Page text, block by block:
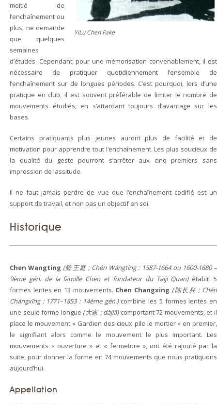
YiLu Chen Fake
moitié de
l’enchaînement ou
plus, ne demande
que quelques
semaines
d’études. Cependant, pour une mémorisation convenablement, il est
nécessaire de pratiquer quotidiennement l’ensemble de
l’enchaînement sur de longues périodes. C’est pourquoi, lors d’une
pratique en club, il est souvent préférable de limiter le nombre de
mouvements étudiés, en s’attardant toujours d’avantage sur les
bases.
Certains pratiquants plus jeunes auront plus de facilité et de
motivation pour apprendre tout l’enchaînement. Les plus soucieux de
la qualité du geste pourront s’arrêter aux cinq premiers sans
impression de lassitude.
Il ne faut jamais perdre de vue que l’enchaînement codifié est un
support de travail, et non pas un objectif en soi.
Historique
Chen Wangting (陈王庭 ; Chén Wángtíng : 1587-1664 ou 1600-1680 –
9ème gén. de la famille Chen et fondateur du Taiji Quan)établit 5
formes lentes en 13 mouvements. Chen Changxing (陈长兴 ; Chén
Chángxīng : 1771–1853 : 14ème gén.)combine les 5 formes lentes en
une seule forme longue (大家 ; dàjiā)comportant 72 mouvements, et il
place le mouvement « Gardien des cieux pile le mortier » en premier,
le signifiant alors comme le mouvement le plus important. Les
mouvements « ouverture » et « fermeture », ont été rajouté par la
suite, pour donner la forme en 74 mouvements que nous pratiquons
aujourd’hui.
Appellation